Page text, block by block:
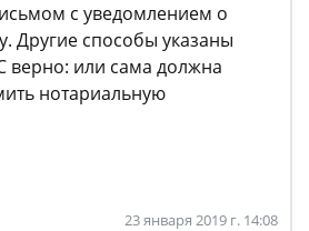
с уведомлением о
Другие способы указаны
верно: или сама должна
нотариальную
23 января 2019 г. 14:08